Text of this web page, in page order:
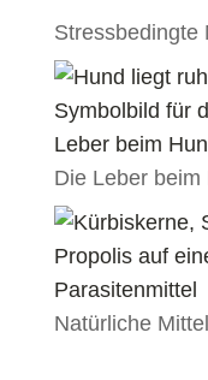
Stressbedingte
Die Leber
Natürliche